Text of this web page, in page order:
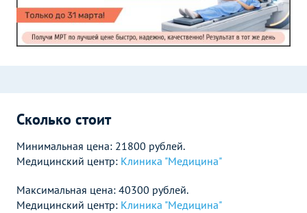
Сколько стоит
Минимальная цена: 21800 рублей.
Медицинский центр: Клиника "Медицина"
Максимальная цена: 40300 рублей.
Медицинский центр: Клиника "Медицина"